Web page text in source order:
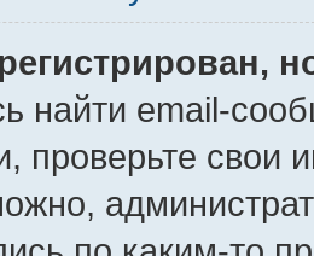
найти email-
проверьте свои